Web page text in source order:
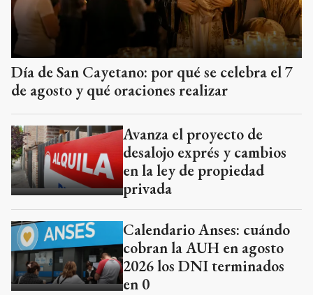
Día de San Cayetano: por qué se celebra el 7
de agosto y qué oraciones realizar
Avanza el proyecto de
desalojo exprés y cambios
en la ley de propiedad
privada
Calendario Anses: cuándo
cobran la AUH en agosto
2026 los DNI terminados
en 0